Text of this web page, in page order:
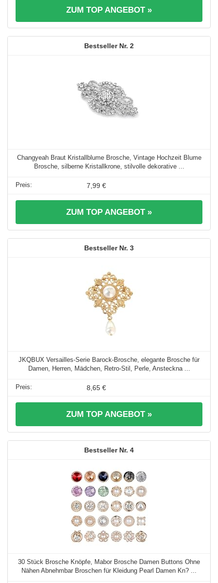
ZUM TOP ANGEBOT »
2
Changyeah Braut Kristallblume Brosche, Vintage Hochzeit Blume
Brosche, silberne Kristallkrone, stilvolle dekorative ...
7,99 €
ZUM TOP ANGEBOT »
3
JKQBUX Versailles-Serie Barock-Brosche, elegante Brosche für
Damen, Herren, Mädchen, Retro-Stil, Perle, Ansteckna ...
8,65 €
ZUM TOP ANGEBOT »
4
30 Stück Brosche Knöpfe, Mabor Brosche Damen Buttons Ohne
Nähen Abnehmbar Broschen für Kleidung Pearl Damen Kn? ...